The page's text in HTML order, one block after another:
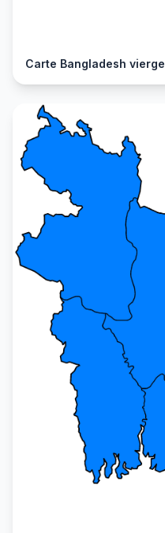
Carte Bangladesh vierge